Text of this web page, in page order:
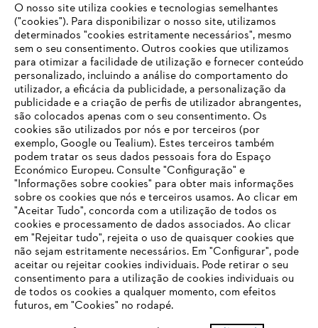
Opções de pagamento
Empresa
FAQs Loja Online
Contacto
O SEU NAVEGADOR NÃO SUPORTA
ESTE WEBSITE
Está utilizar um navegador que ainda não suportamos. Para
obter o melhor uso de nosso site, recomendamos que altere
para um dos seguintes navegadores:
O nosso site utiliza cookies e tecnologias semelhantes
("cookies"). Para disponibilizar o nosso site, utilizamos
determinados "cookies estritamente necessários", mesmo
sem o seu consentimento. Outros cookies que utilizamos
para otimizar a facilidade de utilização e fornecer conteúdo
personalizado, incluindo a análise do comportamento do
utilizador, a eficácia da publicidade, a personalização da
publicidade e a criação de perfis de utilizador abrangentes,
são colocados apenas com o seu consentimento. Os
cookies são utilizados por nós e por terceiros (por
exemplo, Google ou Tealium). Estes terceiros também
podem tratar os seus dados pessoais fora do Espaço
Económico Europeu. Consulte "Configuração" e
"Informações sobre cookies" para obter mais informações
sobre os cookies que nós e terceiros usamos. Ao clicar em
"Aceitar Tudo", concorda com a utilização de todos os
cookies e processamento de dados associados. Ao clicar
em "Rejeitar tudo", rejeita o uso de quaisquer cookies que
não sejam estritamente necessários. Em "Configurar", pode
aceitar ou rejeitar cookies individuais. Pode retirar o seu
consentimento para a utilização de cookies individuais ou
de todos os cookies a qualquer momento, com efeitos
futuros, em "Cookies" no rodapé.